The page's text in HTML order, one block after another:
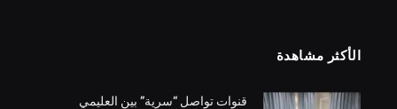
الأكثر مشاهدة
قنوات تواصل “سرية” بين العليمي